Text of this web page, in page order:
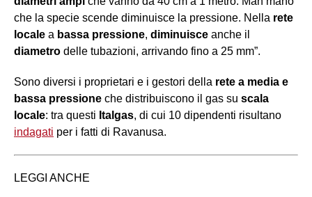
che la specie scende diminuisce la pressione. Nella rete
locale a bassa pressione, diminuisce anche il
diametro delle tubazioni, arrivando fino a 25 mm”.
Sono diversi i proprietari e i gestori della rete a media e
bassa pressione che distribuiscono il gas su scala
locale: tra questi Italgas, di cui 10 dipendenti risultano
indagati per i fatti di Ravanusa.
LEGGI ANCHE